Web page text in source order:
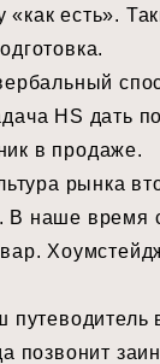
есть».
⠀
HS дать
в продаже. ⠀
рынка
наше время
позвонит